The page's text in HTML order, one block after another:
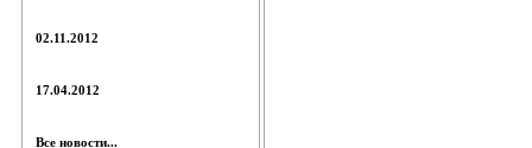
02.11.2012
17.04.2012
Все новости...